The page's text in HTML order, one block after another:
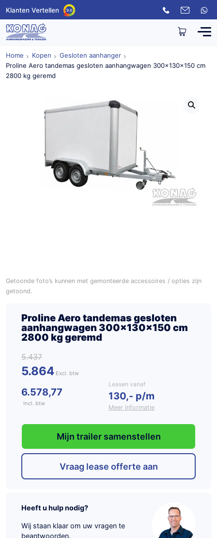
Klanten Vertellen 9,6
Home Kopen
Gesloten aanhanger
Proline Aero tandemas gesloten aanhangwagen 300x130x150 cm
2800 kg geremd
Getoonde foto’s kunnen met gemonteerde accessoires / opties zijn
getoond.
Proline Aero tandemas gesloten
aanhangwagen 300x130x150 cm
2800 kg geremd
5.437
5.864
6.578,77
Incl. btw
Leasen vanaf
130,- p/m
Meer informatie
Mijn trailer samenstellen
Vraag lease offerte aan
Heeft u hulp nodig?
Wij staan klaar om uw vragen te
beantwoorden.